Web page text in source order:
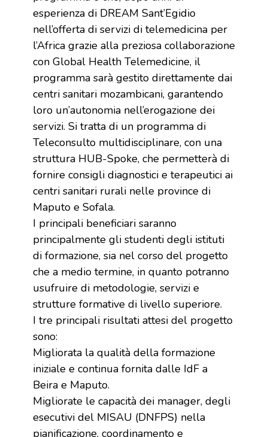
esperienza di DREAM Sant’Egidio
nell’offerta di servizi di telemedicina per
l’Africa grazie alla preziosa collaborazione
con Global Health Telemedicine, il
programma sarà gestito direttamente dai
centri sanitari mozambicani, garantendo
loro un’autonomia nell’erogazione dei
servizi. Si tratta di un programma di
Teleconsulto multidisciplinare, con una
struttura HUB-Spoke, che permetterà di
fornire consigli diagnostici e terapeutici ai
centri sanitari rurali nelle province di
Maputo e Sofala.
I principali beneficiari saranno
principalmente gli studenti degli istituti
di formazione, sia nel corso del progetto
che a medio termine, in quanto potranno
usufruire di metodologie, servizi e
strutture formative di livello superiore.
I tre principali risultati attesi del progetto
sono:
Migliorata la qualità della formazione
iniziale e continua fornita dalle IdF a
Beira e Maputo.
Migliorate le capacità dei manager, degli
esecutivi del MISAU (DNFPS) nella
pianificazione, coordinamento e